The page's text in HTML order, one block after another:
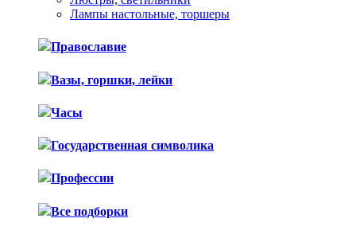
Лампы настольные, торшеры
Православие
Вазы, горшки, лейки
Часы
Государственная символика
Профессии
Все подборки